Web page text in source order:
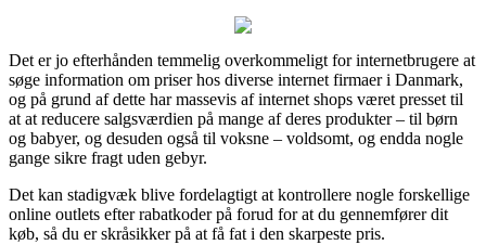
Det er jo efterhånden temmelig overkommeligt for internetbrugere at
søge information om priser hos diverse internet firmaer i Danmark,
og på grund af dette har massevis af internet shops været presset til
at at reducere salgsværdien på mange af deres produkter – til børn
og babyer, og desuden også til voksne – voldsomt, og endda nogle
gange sikre fragt uden gebyr.
Det kan stadigvæk blive fordelagtigt at kontrollere nogle forskellige
online outlets efter rabatkoder på forud for at du gennemfører dit
køb, så du er skråsikker på at få fat i den skarpeste pris.